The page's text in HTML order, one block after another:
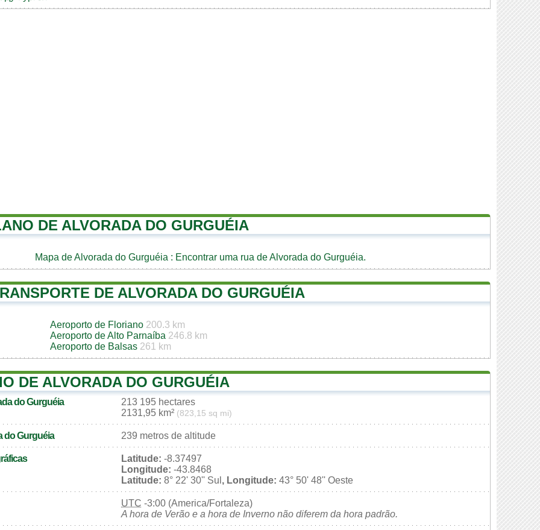
DE ALVORADA DO GURGUÉIA
Mapa de Alvorada do Gurguéia : Encontrar uma rua de Alvorada do Gurguéia.
DE ALVORADA DO GURGUÉIA
Aeroporto de Floriano 200.3 km
Aeroporto de Alto Parnaíba 246.8 km
Aeroporto de Balsas 261 km
DE ALVORADA DO GURGUÉIA
do Gurguéia
213 195 hectares
2131,95 km² (823,15 sq mi)
do Gurguéia 239 metros de altitude
Latitude: -8.37497
Longitude: -43.8468
Latitude: 8° 22' 30'' Sul , Longitude: 43° 50' 48'' Oeste
UTC -3:00 (America/Fortaleza)
A hora de Verão e a hora de Inverno não diferem da hora padrão.